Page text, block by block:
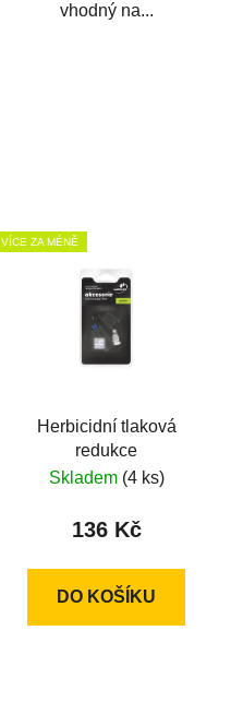
vhodný na...
VÍCE ZA MÉNĚ
Herbicidní tlaková
redukce
Skladem (4 ks)
136 Kč
DO KOŠÍKU